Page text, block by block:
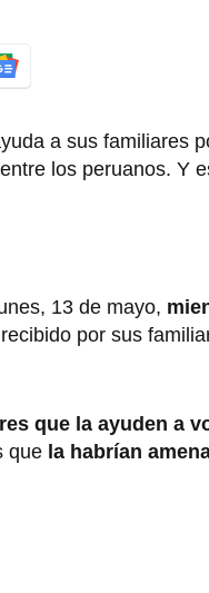
a sus familiares
los peruanos. Y
13 de mayo,
por sus
que la ayuden a
que la habrían